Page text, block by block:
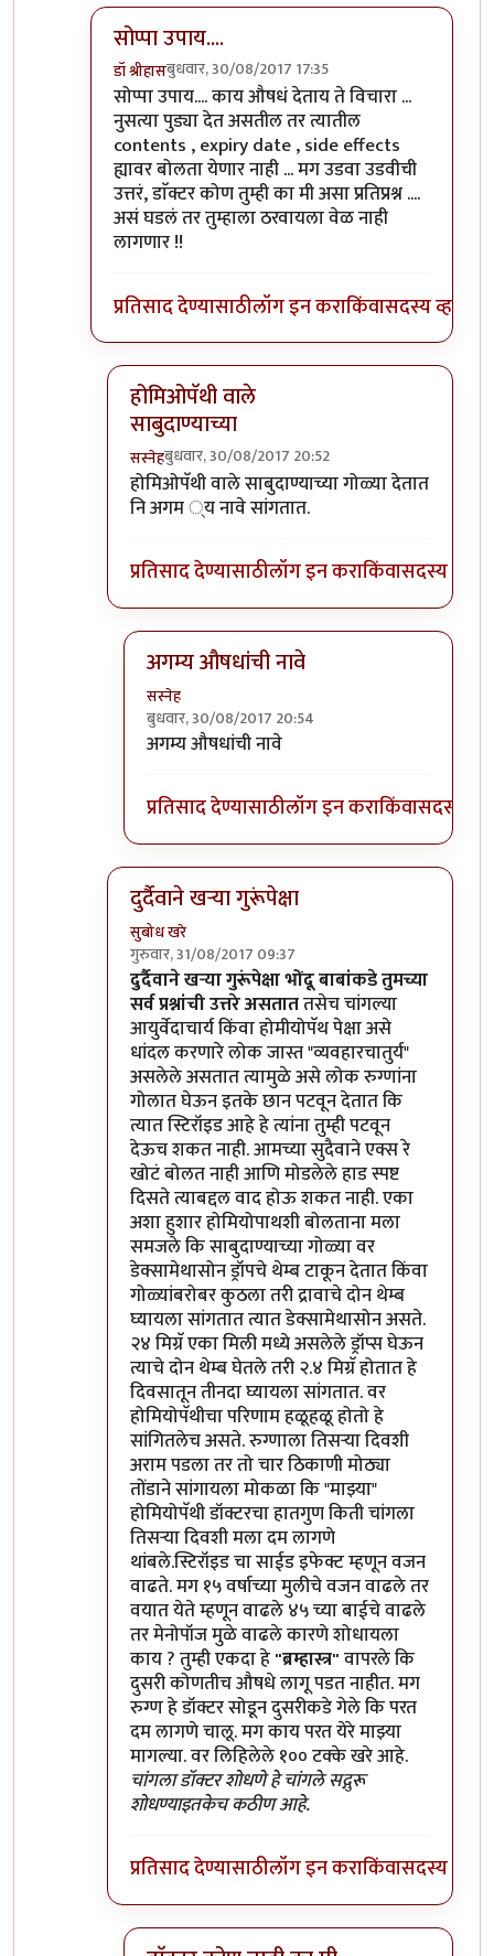
सोप्पा उपाय....
डॉ श्रीहासबुधवार, 30/08/2017 17:35
In reply to))))) लक्षात ठेवा -- इतरbyसस्नेह
सोप्पा उपाय.... काय औषधं देताय ते विचारा ...
नुसत्या पुड्या देत असतील तर त्यातील
contents , expiry date , side effects
ह्यावर बोलता येणार नाही ... मग उडवा उडवीची
उत्तरं, डाॅक्टर कोण तुम्ही का मी असा प्रतिप्रश्न ....
असं घडलं तर तुम्हाला ठरवायला वेळ नाही
लागणार !!
प्रतिसाद देण्यासाठीलॉग इन कराकिंवासदस्य व्हा
होमिओपॅथी वाले
साबुदाण्याच्या
सस्नेहबुधवार, 30/08/2017 20:52
In reply toसोप्पा उपाय....byडॉ श्रीहास
होमिओपॅथी वाले साबुदाण्याच्या गोळ्या देतात
नि अगम ्य नावे सांगतात.
प्रतिसाद देण्यासाठीलॉग इन कराकिंवासदस्य व्हा
अगम्य औषधांची नावे
सस्नेह
बुधवार, 30/08/2017 20:54
In reply toहोमिओपॅथी वाले साबुदाण्याच्या
अगम्य औषधांची नावे
प्रतिसाद देण्यासाठीलॉग इन कराकिंवासदस्य व्हा
दुर्दैवाने खऱ्या गुरूंपेक्षा
सुबोध खरे
गुरुवार, 31/08/2017 09:37
In reply toसोप्पा उपाय....byडॉ श्रीहास
दुर्दैवाने खऱ्या गुरूंपेक्षा भोंदू बाबांकडे तुमच्या
सर्व प्रश्नांची उत्तरे असताततसेच चांगल्या
आयुर्वेदाचार्य किंवा होमीयोपॅथ पेक्षा असे
धांदल करणारे लोक जास्त "व्यवहारचातुर्य"
असलेले असतात त्यामुळे असे लोक रुग्णांना
गोलात घेऊन इतके छान पटवून देतात कि
त्यात स्टिरॉइड आहे हे त्यांना तुम्ही पटवून
देऊच शकत नाही. आमच्या सुदैवाने एक्स रे
खोटं बोलत नाही आणि मोडलेले हाड स्पष्ट
दिसते त्याबद्दल वाद होऊ शकत नाही. एका
अशा हुशार होमियोपाथशी बोलताना मला
समजले कि साबुदाण्याच्या गोळ्या वर
डेक्सामेथासोन ड्रॉपचे थेम्ब टाकून देतात किंवा
गोळ्यांबरोबर कुठला तरी द्रावाचे दोन थेम्ब
घ्यायला सांगतात त्यात डेक्सामेथासोन असते.
२४ मिग्रॅ एका मिली मध्ये असलेले ड्रॉप्स घेऊन
त्याचे दोन थेम्ब घेतले तरी २.४ मिग्रॅ होतात हे
दिवसातून तीनदा घ्यायला सांगतात. वर
होमियोपॅथीचा परिणाम हळूहळू होतो हे
सांगितलेच असते. रुग्णाला तिसऱ्या दिवशी
अराम पडला तर तो चार ठिकाणी मोठ्या
तोंडाने सांगायला मोकळा कि "माझ्या"
होमियोपॅथी डॉक्टरचा हातगुण किती चांगला
तिसऱ्या दिवशी मला दम लागणे
थांबले.स्टिरॉइड चा साईड इफेक्ट म्हणून वजन
वाढते. मग १५ वर्षाच्या मुलीचे वजन वाढले तर
वयात येते म्हणून वाढले ४५ च्या बाईचे वाढले
तर मेनोपॉज मुळे वाढले कारणे शोधायला
काय ? तुम्ही एकदा हे"ब्रम्हास्त्र"वापरले कि
दुसरी कोणतीच औषधे लागू पडत नाहीत. मग
रुग्ण हे डॉक्टर सोडून दुसरीकडे गेले कि परत
दम लागणे चालू. मग काय परत येरे माझ्या
मागल्या. वर लिहिलेले १०० टक्के खरे आहे.
चांगला डॉक्टर शोधणे हे चांगले सद्गुरू
शोधण्याइतकेच कठीण आहे.
प्रतिसाद देण्यासाठीलॉग इन कराकिंवासदस्य व्हा